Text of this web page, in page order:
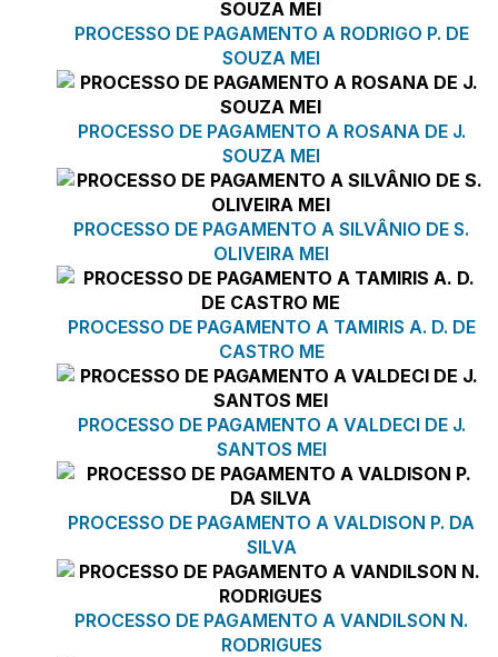
PROCESSO DE PAGAMENTO A RODRIGO P. DE
SOUZA MEI
PROCESSO DE PAGAMENTO A ROSANA DE J.
SOUZA MEI
PROCESSO DE PAGAMENTO A SILVÂNIO DE S.
OLIVEIRA MEI
PROCESSO DE PAGAMENTO A TAMIRIS A. D. DE
CASTRO ME
PROCESSO DE PAGAMENTO A VALDECI DE J.
SANTOS MEI
PROCESSO DE PAGAMENTO A VALDISON P. DA
SILVA
PROCESSO DE PAGAMENTO A VANDILSON N.
RODRIGUES